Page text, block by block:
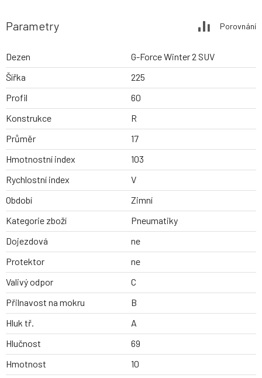
Parametry Porovnání
Dezen
G-Force Winter 2 SUV
Šířka
225
Profil
60
Konstrukce
R
Průměr
17
Hmotnostní index
103
Rychlostní index
V
Období
Zimní
Kategorie zboží
Pneumatiky
Dojezdová
ne
Protektor
ne
Valivý odpor
C
Přilnavost na mokru
B
Hluk tř.
A
Hlučnost
69
Hmotnost
10